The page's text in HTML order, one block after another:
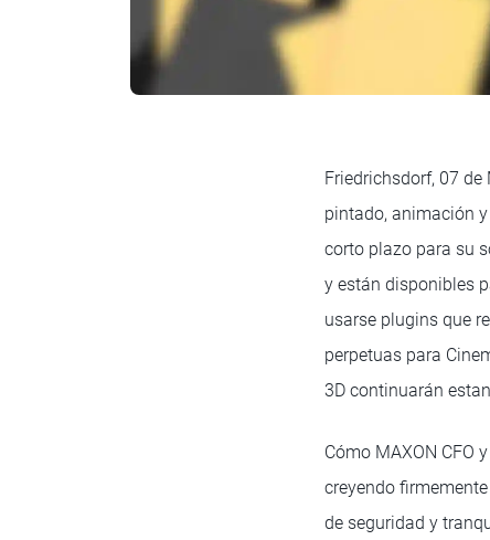
Friedrichsdorf, 07
pintado, animación
corto plazo para su
y están disponibles
usarse plugins que
perpetuas para
3D continuarán
Cómo MAXON CFO
creyendo
de seguridad y